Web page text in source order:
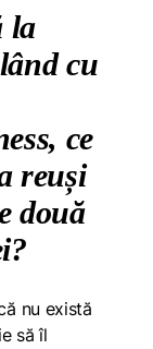
la
cu
ce
reuși
două
nu există
să îl